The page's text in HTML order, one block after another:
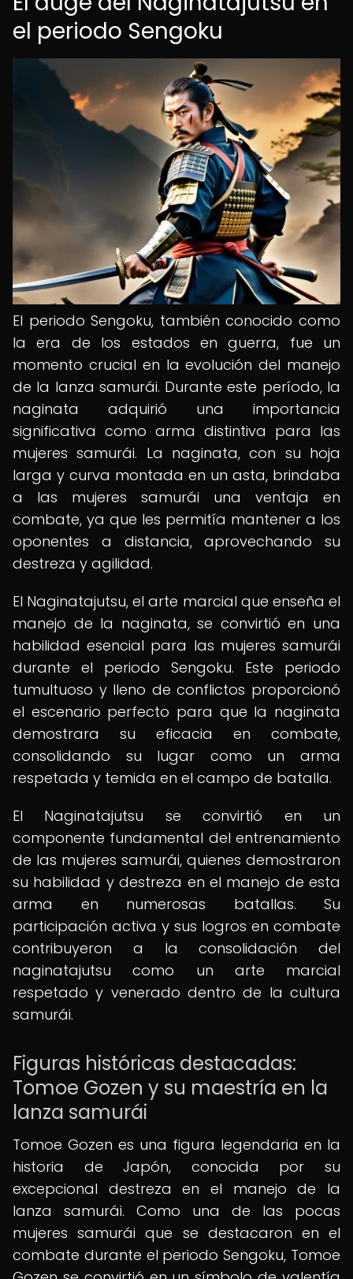
el periodo Sengoku
El periodo Sengoku, también conocido como
la era de los estados en guerra, fue un
momento crucial en la evolución del manejo
de la lanza samurái. Durante este período, la
naginata adquirió una importancia
significativa como arma distintiva para las
mujeres samurái. La naginata, con su hoja
larga y curva montada en un asta, brindaba
a las mujeres samurái una ventaja en
combate, ya que les permitía mantener a los
oponentes a distancia, aprovechando su
destreza y agilidad.
El Naginatajutsu, el arte marcial que enseña el
manejo de la naginata, se convirtió en una
habilidad esencial para las mujeres samurái
durante el periodo Sengoku. Este periodo
tumultuoso y lleno de conflictos proporcionó
el escenario perfecto para que la naginata
demostrara su eficacia en combate,
consolidando su lugar como un arma
respetada y temida en el campo de batalla.
El Naginatajutsu se convirtió en un
componente fundamental del entrenamiento
de las mujeres samurái, quienes demostraron
su habilidad y destreza en el manejo de esta
arma en numerosas batallas. Su
participación activa y sus logros en combate
contribuyeron a la consolidación del
naginatajutsu como un arte marcial
respetado y venerado dentro de la cultura
samurái.
Figuras históricas destacadas:
Tomoe Gozen y su maestría en la
lanza samurái
Tomoe Gozen es una figura legendaria en la
historia de Japón, conocida por su
excepcional destreza en el manejo de la
lanza samurái. Como una de las pocas
mujeres samurái que se destacaron en el
combate durante el periodo Sengoku, Tomoe